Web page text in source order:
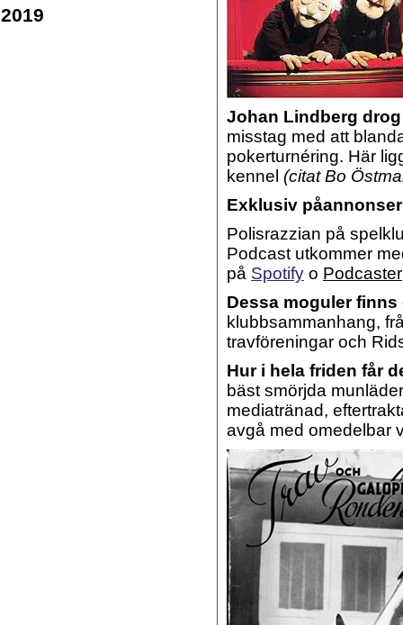
2019
Johan Lindberg
misstag med att
pokerturnéring. Här
kennel (citat Bo
Exklusiv
Polisrazzian på
Podcast utkommer
på Spotify o Podcaster
Dessa moguler finns
klubbsammanhang,
travföreningar och
Hur i hela friden får
bäst smörjda
mediatränad,
avgå med omedelbar